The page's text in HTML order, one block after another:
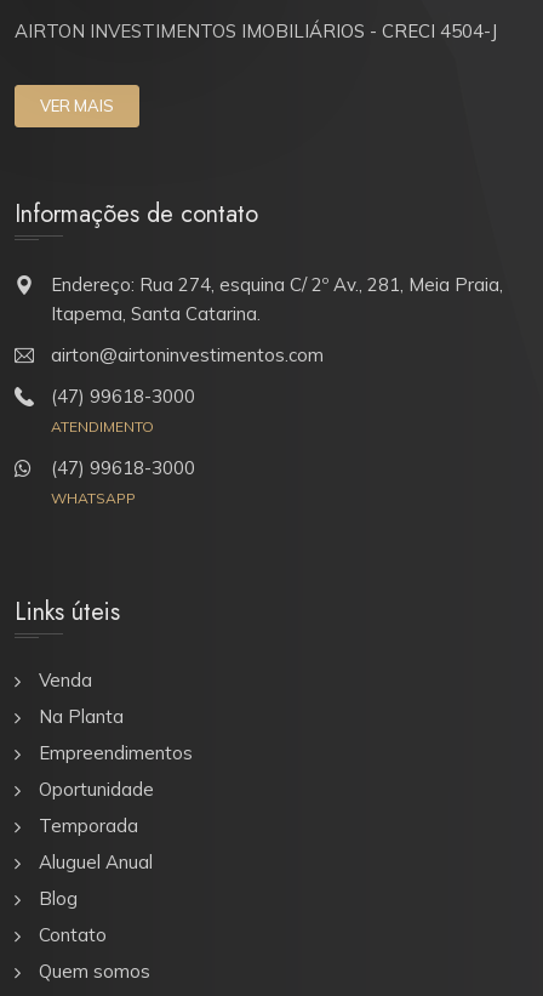
AIRTON INVESTIMENTOS IMOBILIÁRIOS - CRECI 4504-J
VER MAIS
Informações de contato
Endereço: Rua 274, esquina C/ 2º Av., 281, Meia Praia,
Itapema, Santa Catarina.
airton@airtoninvestimentos.com
(47) 99618-3000
ATENDIMENTO
(47) 99618-3000
WHATSAPP
Links úteis
Venda
Na Planta
Empreendimentos
Oportunidade
Temporada
Aluguel Anual
Blog
Contato
Quem somos